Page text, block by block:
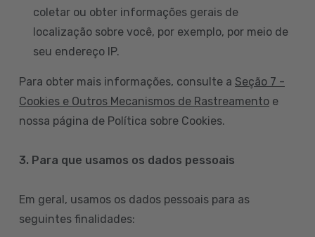
coletar ou obter informações gerais de
localização sobre você, por exemplo, por meio de
seu endereço IP.
Para obter mais informações, consulte a Seção 7 -
Cookies e Outros Mecanismos de Rastreamento e
nossa página de Política sobre Cookies.
3. Para que usamos os dados pessoais
Em geral, usamos os dados pessoais para as
seguintes finalidades: